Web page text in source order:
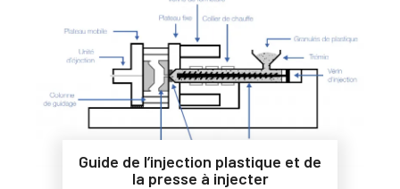
Guide de l’injection plastique et de
la presse à injecter